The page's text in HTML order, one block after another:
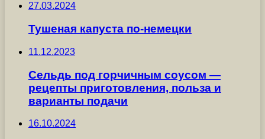
27.03.2024
Тушеная капуста по-немецки
11.12.2023
Сельдь под горчичным соусом —
рецепты приготовления, польза и
варианты подачи
16.10.2024